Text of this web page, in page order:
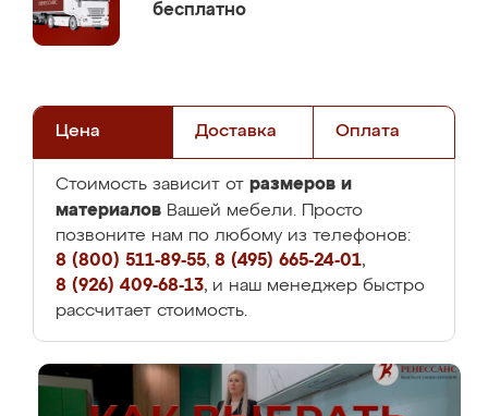
бесплатно
Цена Доставка Оплата
Стоимость зависит от размеров и
материалов Вашей мебели. Просто
позвоните нам по любому из телефонов:
8 (800) 511-89-55, 8 (495) 665-24-01,
8 (926) 409-68-13, и наш менеджер быстро
рассчитает стоимость.